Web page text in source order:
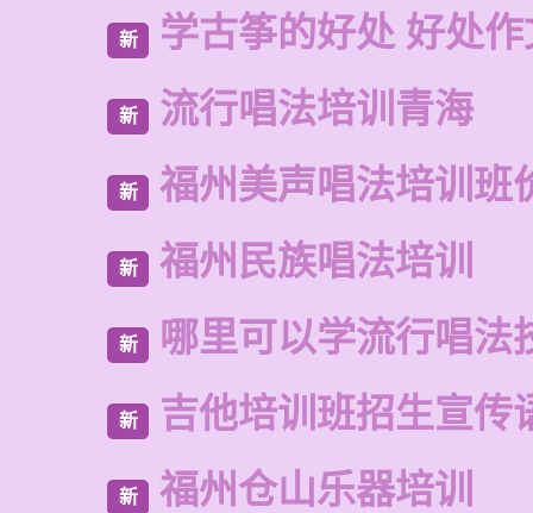
新 学古筝的好处 好处作
新 流行唱法培训青海
新 福州美声唱法培训班
新 福州民族唱法培训
新 哪里可以学流行唱法
新 吉他培训班招生宣传
新 福州仓山乐器培训